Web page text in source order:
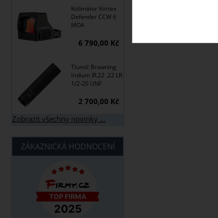
Kolimátor Vortex
Defender CCW 6
MOA
6 790,00 Kč
Tlumič Browning
Iridium IR.22 .22 LR
1/2-20 UNF
2 700,00 Kč
Zobrazit všechny novinky ...
ZÁKAZNICKÁ HODNOCENÍ